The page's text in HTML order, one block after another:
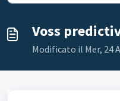
Voss
Modificato il Mer, 24